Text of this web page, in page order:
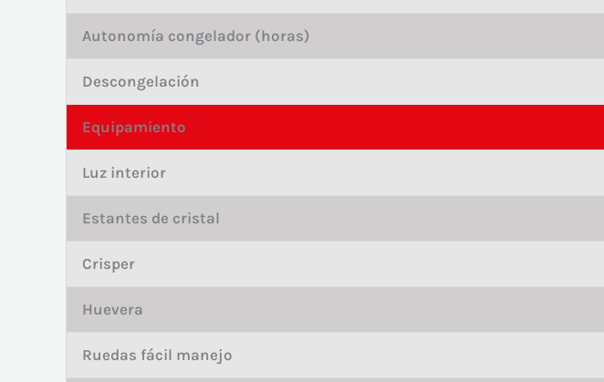
Autonomía congelador (horas)
Descongelación
Equipamiento
Luz interior
Estantes de cristal
Crisper
Huevera
Ruedas fácil manejo